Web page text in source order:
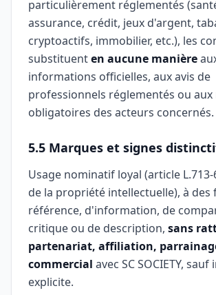
particulièrement réglementés
assurance, crédit, jeux d'argent,
cryptoactifs, immobilier, etc.), les
substituenten aucune manière
informations officielles, aux avis de
professionnels réglementés ou
obligatoires des acteurs concernés.
5.5 Marques et signes
Usage nominatif loyal (article
de la propriété intellectuelle), à des
référence, d'information, de
critique ou de description, sans
partenariat, affiliation,
commercial avec SC SOCIETY,
explicite.